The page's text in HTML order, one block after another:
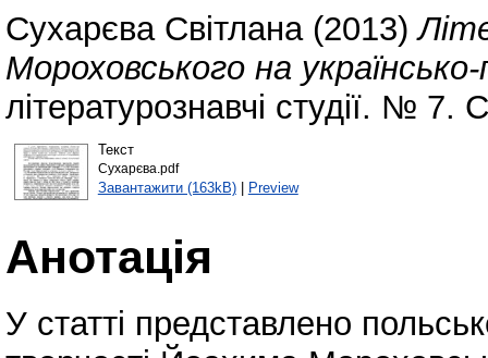
Сухарєва Світлана(2013)
Мороховського на
літературознавчі студії. №
Текст
Сухарєва.pdf
Завантажити (163kB)| Preview
Анотація
У статті представлено